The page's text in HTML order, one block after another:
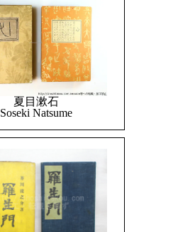
夏目漱石
Soseki Natsume